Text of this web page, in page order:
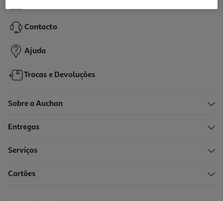
Contacto
Ajuda
Trocas e Devoluções
Sobre a Auchan
Entregas
Serviços
Cartões